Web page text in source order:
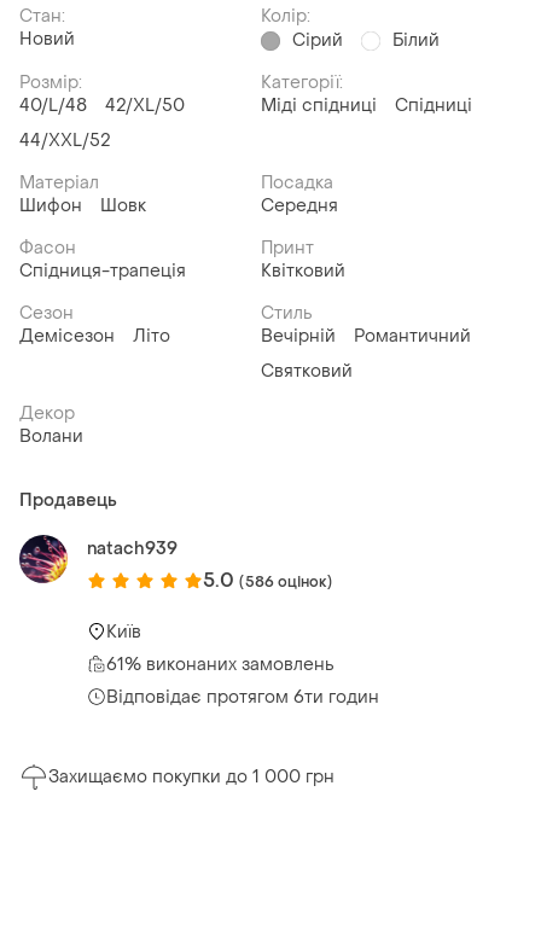
Стан:
Новий
Колір:
Сірий
Білий
Розмір:
40/L/48
42/XL/50
44/XXL/52
Категорії:
Міді спідниці
Спідниці
Матеріал
Шифон
Шовк
Посадка
Середня
Фасон
Спідниця-трапеція
Принт
Квітковий
Сезон
Демісезон
Літо
Стиль
Вечірній
Романтичний
Святковий
Декор
Волани
Продавець
natach939
5.0 (586 оцінок)
Київ
61% виконаних замовлень
Відповідає протягом 6ти годин
Захищаємо покупки до 1 000 грн